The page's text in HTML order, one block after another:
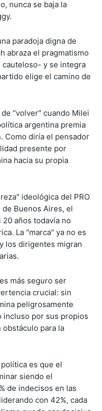
nunca se baja la
paradoja digna de
abraza el pragmatismo
cauteloso- y se integra
elige el camino de
"volver" cuando Milei
argentina premia
Como diría el pensador
presente por
hacia su propia
ideológica del PRO
de Buenos Aires, el
años todavía no
La "marca" ya no es
los dirigentes migran
más seguro ser
crucial: sin
peligrosamente
incluso por sus propios
para la
es que el
siendo el
de indecisos en las
con 42%, cada